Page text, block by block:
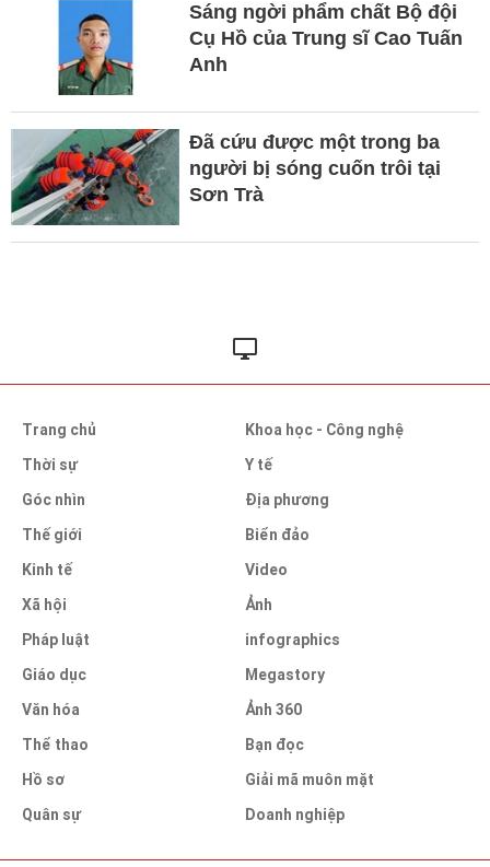
Sáng ngời phẩm chất Bộ đội
Cụ Hồ của Trung sĩ Cao Tuấn
Anh
Đã cứu được một trong ba
người bị sóng cuốn trôi tại
Sơn Trà
Trang chủ
Thời sự
Góc nhìn
Thế giới
Kinh tế
Xã hội
Pháp luật
Giáo dục
Văn hóa
Thể thao
Hồ sơ
Quân sự
Khoa học - Công nghệ
Y tế
Địa phương
Biển đảo
Video
Ảnh
infographics
Megastory
Ảnh 360
Bạn đọc
Giải mã muôn mặt
Doanh nghiệp